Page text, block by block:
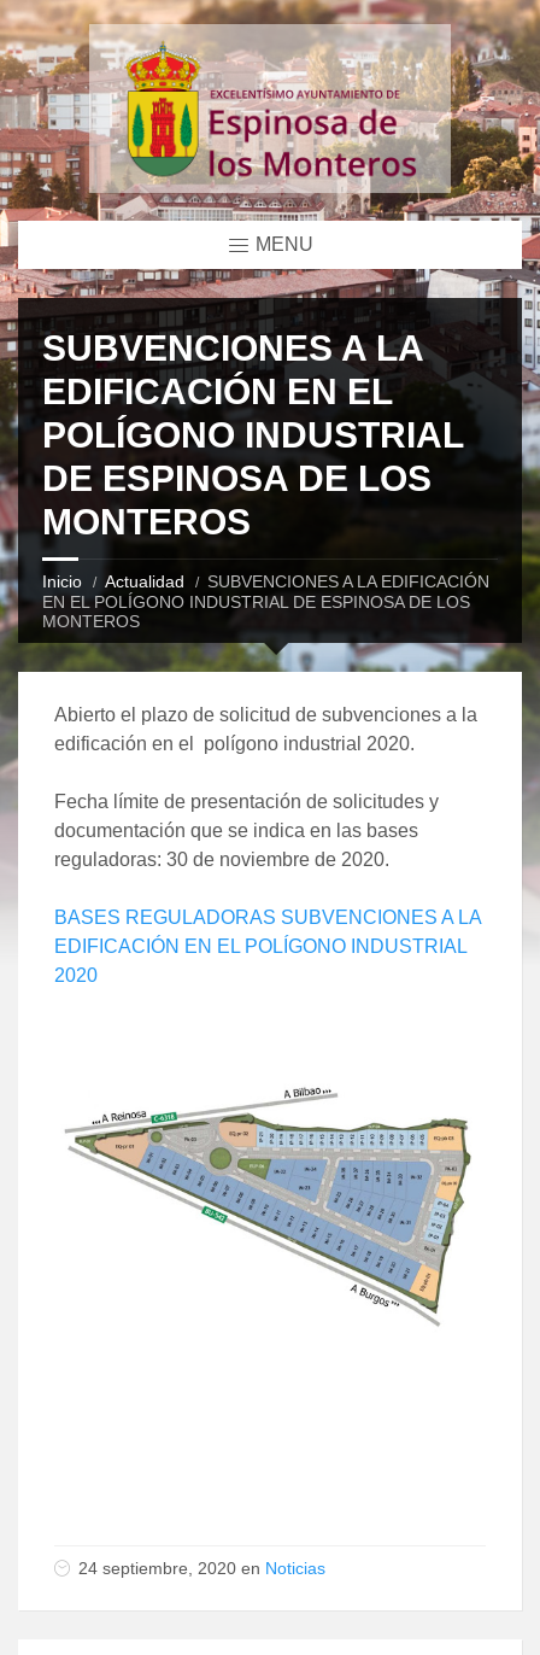
MENU
SUBVENCIONES A LA
EDIFICACIÓN EN EL
POLÍGONO INDUSTRIAL
DE ESPINOSA DE LOS
MONTEROS
Inicio Actualidad
SUBVENCIONES A LA EDIFICACIÓN
EN EL POLÍGONO INDUSTRIAL DE ESPINOSA DE LOS
MONTEROS
Abierto el plazo de solicitud de subvenciones a la
edificación en el polígono industrial 2020.
Fecha límite de presentación de solicitudes y
documentación que se indica en las bases
reguladoras: 30 de noviembre de 2020.
BASES REGULADORAS SUBVENCIONES A LA
EDIFICACIÓN EN EL POLÍGONO INDUSTRIAL
2020
24 septiembre, 2020 en Noticias